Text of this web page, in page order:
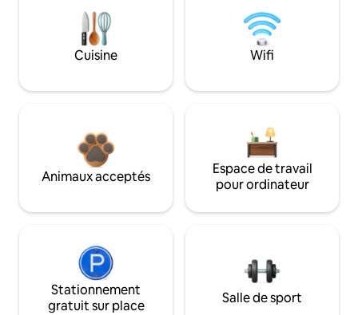
Cuisine Wifi
Animaux acceptés
Espace de travail
pour ordinateur
Stationnement
gratuit sur place
Salle de sport